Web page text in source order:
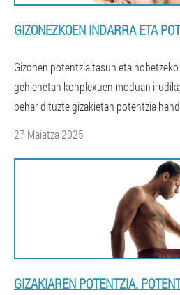
GIZONEZKOEN INDARRA ETA
Gizonen potentzialtasun eta
gehienetan konplexuen moduan
behar dituzte gizakietan potentzia
27 Maiatza 2025
GIZAKIAREN POTENTZIA.